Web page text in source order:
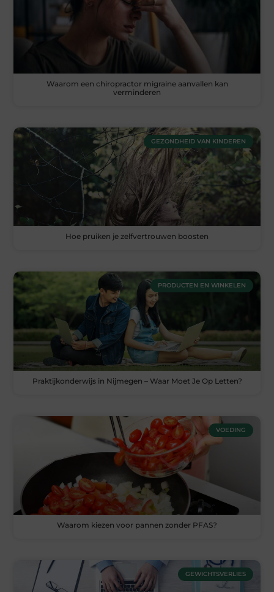
Waarom een chiropractor migraine aanvallen kan
verminderen
GEZONDHEID VAN KINDEREN
Hoe pruiken je zelfvertrouwen boosten
PRODUCTEN EN WINKELEN
Praktijkonderwijs in Nijmegen – Waar Moet Je Op Letten?
VOEDING
Waarom kiezen voor pannen zonder PFAS?
GEWICHTSVERLIES